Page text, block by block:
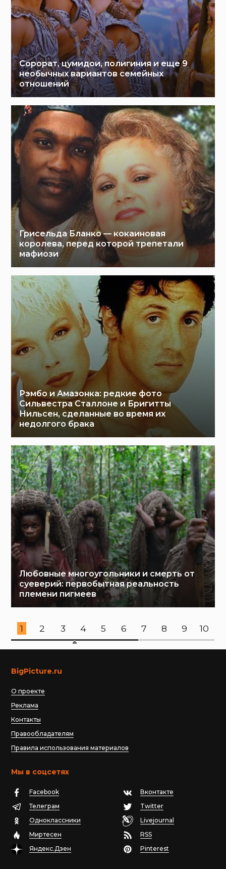
Сорорат, цумидои, полигиния и еще 9
необычных вариантов семейных
отношений
Грисельда Бланко — кокаиновая
королева, перед которой трепетали
мафиози
Рэмбо и Амазонка: редкие фото
Сильвестра Сталлоне и Бригитты
Нильсен, сделанные во время их
недолгого брака
Любовные многоугольники и смерть от
суеверий: первобытная реальность
племени пигмеев
1 2 3 4 5 6 7 8 9 10
BigPicture.ru
О проекте
Реклама
Контакты
Правообладателям
Правила использования материалов
Мы в соцсетях
Facebook
Вконтакте
Телеграм
Twitter
Одноклассники
Livejournal
Миртесен
RSS
Яндекс.Дзен
Pinterest